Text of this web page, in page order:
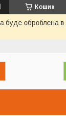
Кошик
буде оброблена